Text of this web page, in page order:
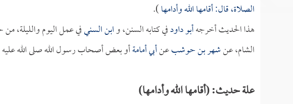
الصلاة، قال: أقامها الله وأدامها).
هذا الحديث أخرجهأبو داودفي كتابه السنن، وابن السنيفي عمل اليوم والليلة،
الشام، عنشهر بن حوشبعنأبي أمامةأو بعض أصحاب رسول الله صلى الله
علة حديث: (أقامها الله وأدامها)